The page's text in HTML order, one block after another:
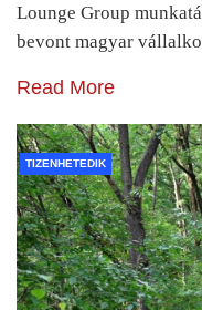
Lounge Group
bevont magyar
Read More
TIZENHETEDIK